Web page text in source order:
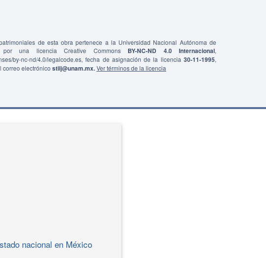
de esta obra pertenece a la Universidad Nacional Autónoma de
una licencia Creative Commons BY-NC-ND 4.0 Internacional,
by-nc-nd/4.0/legalcode.es, fecha de asignación de la licencia 30-11-1995,
correo electrónico stiij@unam.mx.Ver términos de la licencia
nacional en México